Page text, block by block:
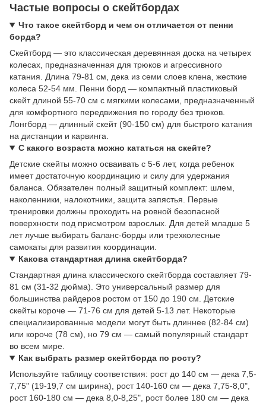
Частые вопросы о скейтбордах
Что такое скейтборд и чем он отличается от пенни
борда?
Скейтборд — это классическая деревянная доска на четырех
колесах, предназначенная для трюков и агрессивного
катания. Длина 79-81 см, дека из семи слоев клена, жесткие
колеса 52-54 мм. Пенни борд — компактный пластиковый
скейт длиной 55-70 см с мягкими колесами, предназначенный
для комфортного передвижения по городу без трюков.
Лонгборд — длинный скейт (90-150 см) для быстрого катания
на дистанции и карвинга.
С какого возраста можно кататься на скейте?
Детские скейты можно осваивать с 5-6 лет, когда ребенок
имеет достаточную координацию и силу для удержания
баланса. Обязателен полный защитный комплект: шлем,
наколенники, налокотники, защита запястья. Первые
тренировки должны проходить на ровной безопасной
поверхности под присмотром взрослых. Для детей младше 5
лет лучше выбирать баланс-борды или трехколесные
самокаты для развития координации.
Какова стандартная длина скейтборда?
Стандартная длина классического скейтборда составляет 79-
81 см (31-32 дюйма). Это универсальный размер для
большинства райдеров ростом от 150 до 190 см. Детские
скейты короче — 71-76 см для детей 5-13 лет. Некоторые
специализированные модели могут быть длиннее (82-84 см)
или короче (78 см), но 79 см — самый популярный стандарт
во всем мире.
Как выбрать размер скейтборда по росту?
Используйте таблицу соответствия: рост до 140 см — дека 7,5-
7,75" (19-19,7 см ширина), рост 140-160 см — дека 7,75-8,0",
рост 160-180 см — дека 8,0-8,25", рост более 180 см — дека